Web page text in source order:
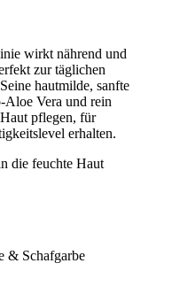
wirkt nährend und
zur täglichen
hautmilde, sanfte
Vera und rein
pflegen, für
erhalten.
die feuchte Haut
& Schafgarbe